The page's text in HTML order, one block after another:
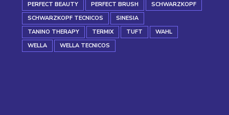
PERFECT BEAUTY
PERFECT BRUSH
SCHWARZKOPF
SCHWARZKOPF TECNICOS
SINESIA
TANINO THERAPY
TERMIX TUFT
WAHL
WELLA
WELLA TECNICOS